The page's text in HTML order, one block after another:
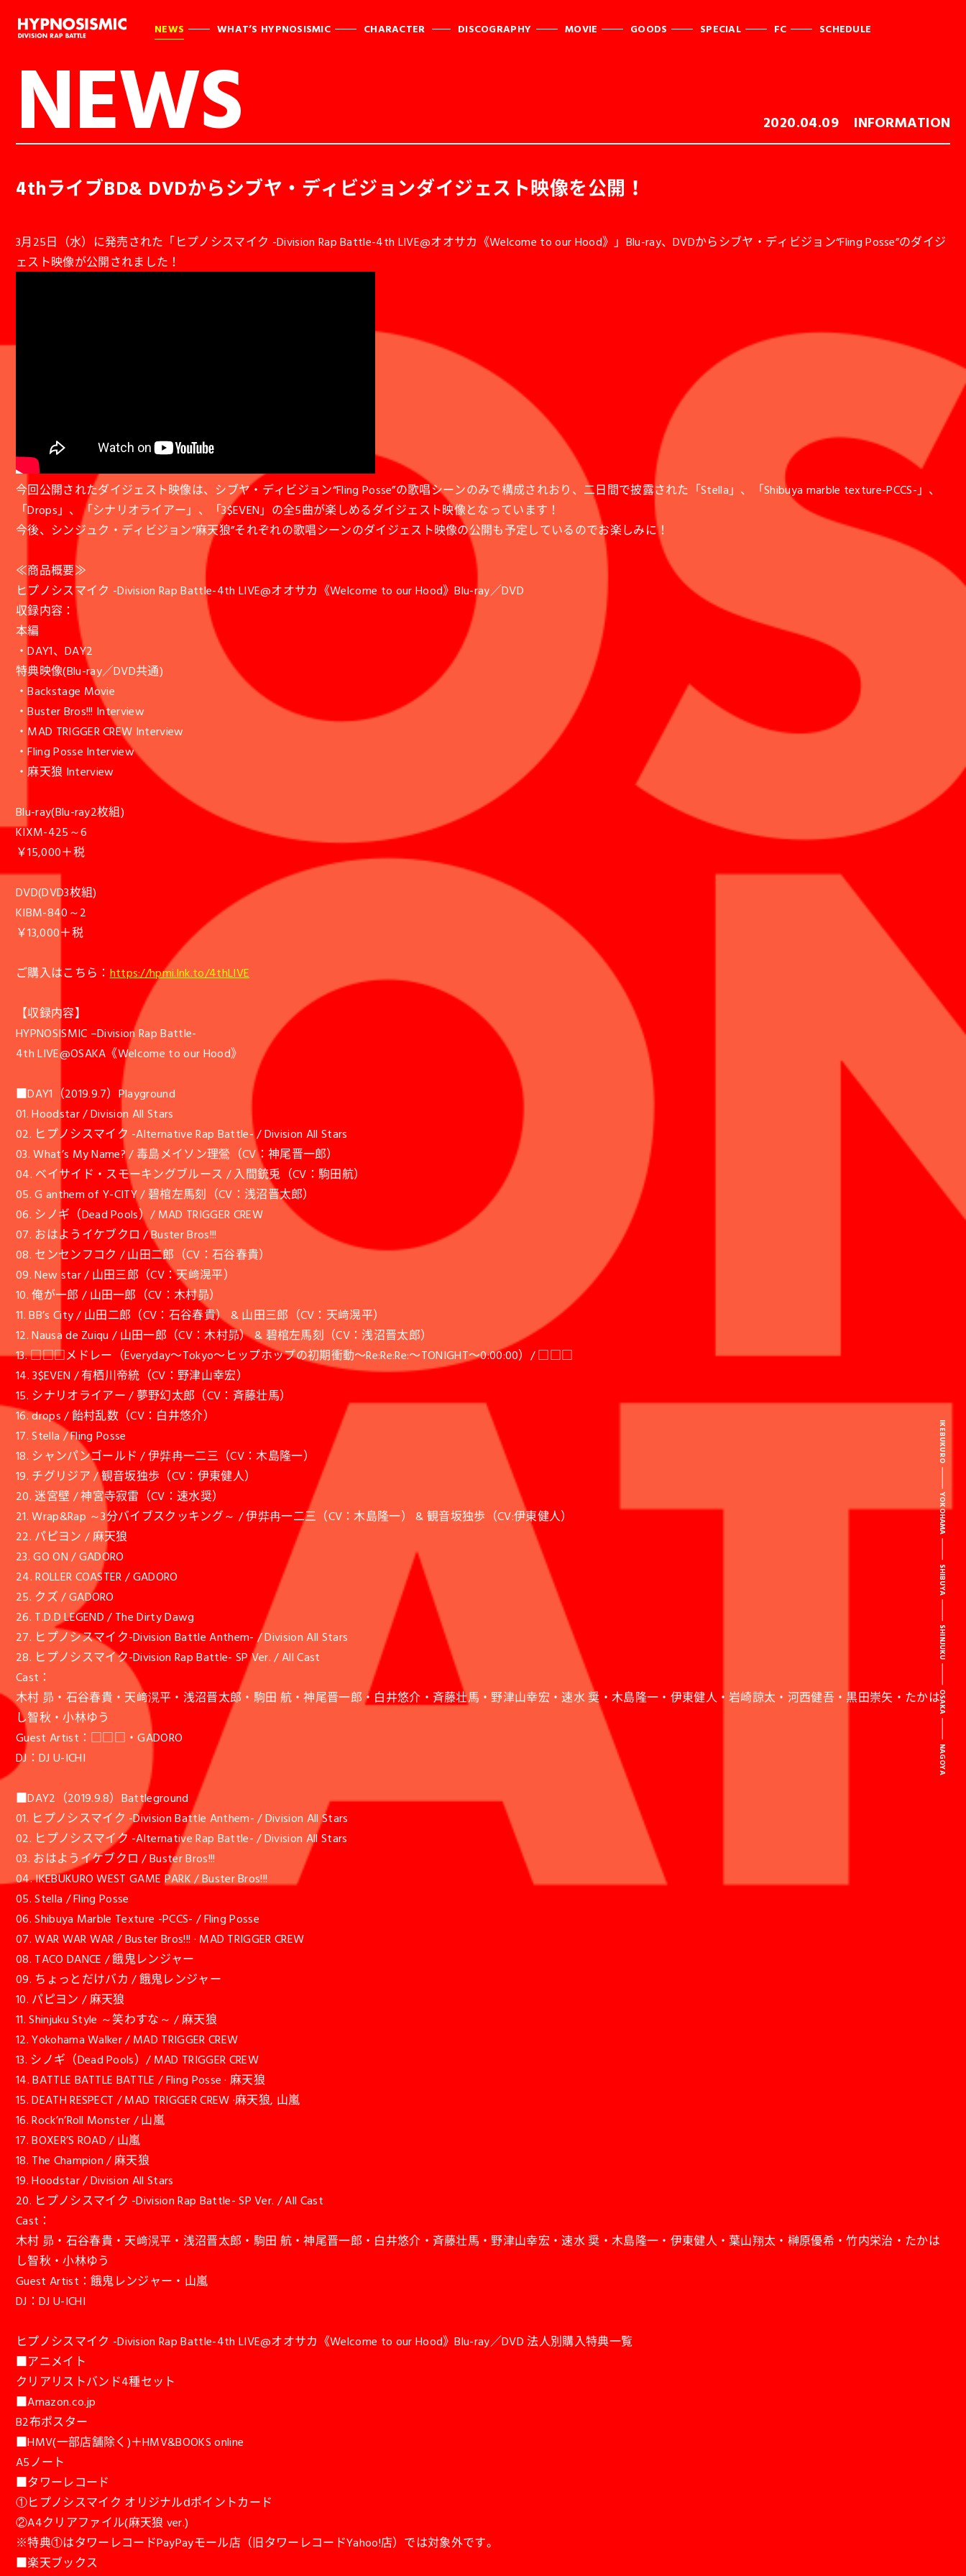
NEWS WHAT’S HYPNOSISMIC CHARACTER DISCOGRAPHY MOVIE GOODS SPECIAL FC SCHEDULE
NEWS 2020.04.09 INFORMATION
4thライブBD& DVDからシブヤ・ディビジョンダイジェスト映像を公開！
3月25日（水）に発売された「ヒプノシスマイク -Division Rap Battle-4th LIVE@オオサカ《Welcome to our Hood》」Blu-ray、DVDからシブヤ・ディビジョン“Fling Posse”のダイジ
ェスト映像が公開されました！
今回公開されたダイジェスト映像は、シブヤ・ディビジョン“Fling Posse”の歌唱シーンのみで構成されおり、二日間で披露された「Stella」、「Shibuya marble texture-PCCS-」、
「Drops」、「シナリオライアー」、「3$EVEN」の全5曲が楽しめるダイジェスト映像となっています！
今後、シンジュク・ディビジョン“麻天狼”それぞれの歌唱シーンのダイジェスト映像の公開も予定しているのでお楽しみに！
≪商品概要≫
ヒプノシスマイク -Division Rap Battle-4th LIVE@オオサカ《Welcome to our Hood》Blu-ray／DVD
収録内容：
本編
・DAY1、DAY2
特典映像(Blu-ray／DVD共通)
・Backstage Movie
・Buster Bros!!! Interview
・MAD TRIGGER CREW Interview
・Fling Posse Interview
・麻天狼 Interview
Blu-ray(Blu-ray2枚組)
KIXM-425～6
￥15,000＋税
DVD(DVD3枚組)
KIBM-840～2
￥13,000＋税
ご購入はこちら： https://hpmi.lnk.to/4thLIVE
【収録内容】
HYPNOSISMIC –Division Rap Battle-
4th LIVE@OSAKA《Welcome to our Hood》
■DAY1（2019.9.7）Playground
01. Hoodstar / Division All Stars
02. ヒプノシスマイク -Alternative Rap Battle- / Division All Stars
03. What’s My Name? / 毒島メイソン理鶯（CV：神尾晋一郎）
04. ベイサイド・スモーキングブルース / 入間銃兎（CV：駒田航）
05. G anthem of Y-CITY / 碧棺左馬刻（CV：浅沼晋太郎）
06. シノギ（Dead Pools）/ MAD TRIGGER CREW
07. おはようイケブクロ / Buster Bros!!!
08. センセンフコク / 山田二郎（CV：石谷春貴）
09. New star / 山田三郎（CV：天﨑滉平）
10. 俺が一郎 / 山田一郎（CV：木村昴）
11. BB’s City / 山田二郎（CV：石谷春貴） & 山田三郎（CV：天﨑滉平）
12. Nausa de Zuiqu / 山田一郎（CV：木村昴） & 碧棺左馬刻（CV：浅沼晋太郎）
13. □□□メドレー（Everyday〜Tokyo〜ヒップホップの初期衝動〜Re:Re:Re:〜TONIGHT〜0:00:00）/ □□□
14. 3$EVEN / 有栖川帝統（CV：野津山幸宏）
15. シナリオライアー / 夢野幻太郎（CV：斉藤壮馬）
16. drops / 飴村乱数（CV：白井悠介）
17. Stella / Fling Posse
18. シャンパンゴールド / 伊弉冉一二三（CV：木島隆一）
19. チグリジア / 観音坂独歩（CV：伊東健人）
20. 迷宮壁 / 神宮寺寂雷（CV：速水奨）
21. Wrap&Rap ～3分バイブスクッキング～ / 伊弉冉一二三（CV：木島隆一） & 観音坂独歩（CV:伊東健人）
22. パピヨン / 麻天狼
23. GO ON / GADORO
24. ROLLER COASTER / GADORO
25. クズ / GADORO
26. T.D.D LEGEND / The Dirty Dawg
27. ヒプノシスマイク-Division Battle Anthem- / Division All Stars
28. ヒプノシスマイク-Division Rap Battle- SP Ver. / All Cast
Cast：
木村 昴・石谷春貴・天﨑滉平・浅沼晋太郎・駒田 航・神尾晋一郎・白井悠介・斉藤壮馬・野津山幸宏・速水 奨・木島隆一・伊東健人・岩崎諒太・河西健吾・黒田崇矢・たかは
し智秋・小林ゆう
Guest Artist：□□□・GADORO
DJ：DJ U-ICHI
■DAY2（2019.9.8）Battleground
01. ヒプノシスマイク -Division Battle Anthem- / Division All Stars
02. ヒプノシスマイク -Alternative Rap Battle- / Division All Stars
03. おはようイケブクロ / Buster Bros!!!
04. IKEBUKURO WEST GAME PARK / Buster Bros!!!
05. Stella / Fling Posse
06. Shibuya Marble Texture -PCCS- / Fling Posse
07. WAR WAR WAR / Buster Bros!!! · MAD TRIGGER CREW
08. TACO DANCE / 餓鬼レンジャー
09. ちょっとだけバカ / 餓鬼レンジャー
10. パピヨン / 麻天狼
11. Shinjuku Style ～笑わすな～ / 麻天狼
12. Yokohama Walker / MAD TRIGGER CREW
13. シノギ（Dead Pools）/ MAD TRIGGER CREW
14. BATTLE BATTLE BATTLE / Fling Posse · 麻天狼
15. DEATH RESPECT / MAD TRIGGER CREW ·麻天狼, 山嵐
16. Rock’n’Roll Monster / 山嵐
17. BOXER’S ROAD / 山嵐
18. The Champion / 麻天狼
19. Hoodstar / Division All Stars
20. ヒプノシスマイク -Division Rap Battle- SP Ver. / All Cast
Cast：
木村 昴・石谷春貴・天﨑滉平・浅沼晋太郎・駒田 航・神尾晋一郎・白井悠介・斉藤壮馬・野津山幸宏・速水 奨・木島隆一・伊東健人・葉山翔太・榊原優希・竹内栄治・たかは
し智秋・小林ゆう
Guest Artist：餓鬼レンジャー・山嵐
DJ：DJ U-ICHI
ヒプノシスマイク -Division Rap Battle-4th LIVE@オオサカ《Welcome to our Hood》Blu-ray／DVD 法人別購入特典一覧
■アニメイト
クリアリストバンド4種セット
■Amazon.co.jp
B2布ポスター
■HMV(一部店舗除く)＋HMV&BOOKS online
A5ノート
■タワーレコード
①ヒプノシスマイク オリジナルⅾポイントカード
②A4クリアファイル(麻天狼 ver.)
※特典①はタワーレコードPayPayモール店（旧タワーレコードYahoo!店）では対象外です。
■楽天ブックス
IKEBUKURO
YOKOHAMA
SHIBUYA
SHINJUKU
OSAKA
NAGOYA